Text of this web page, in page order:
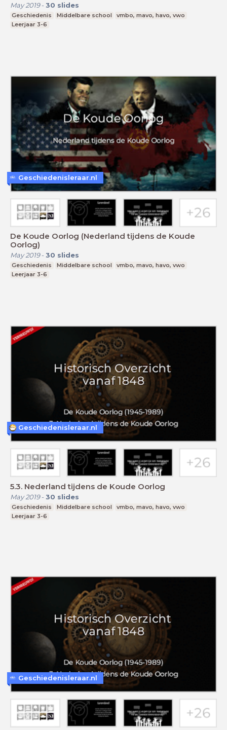
May 2019- 30 slides
Geschiedenis Middelbare school
vmbo, mavo, havo, vwo
Leerjaar 3-6
De Koude Oorlog (Nederland tijdens de Koude
Oorlog)
May 2019- 30 slides
Geschiedenis Middelbare school
vmbo, mavo, havo, vwo
Leerjaar 3-6
Geschiedenisleraar.nl
5.3. Nederland tijdens de Koude Oorlog
May 2019- 30 slides
Geschiedenis Middelbare school
vmbo, mavo, havo, vwo
Leerjaar 3-6
Geschiedenisleraar.nl
Geschiedenisleraar.nl